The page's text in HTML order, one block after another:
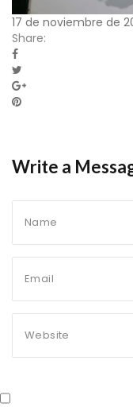
17 de noviembre de
Share:
Write a